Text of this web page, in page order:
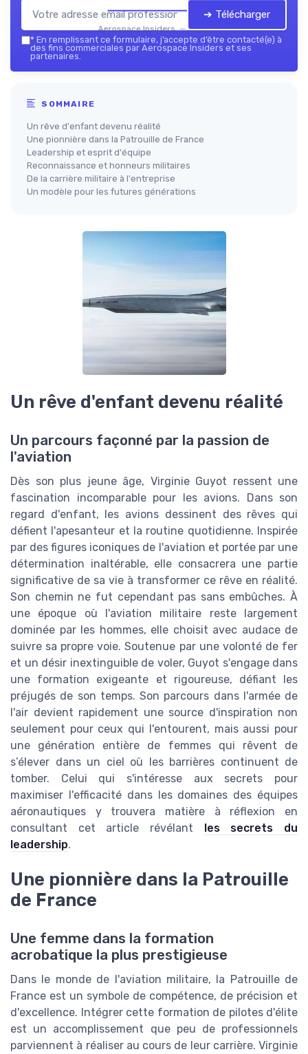
Aerospace Insiders — 2026
➔ Télécharger
* En remplissant ce formulaire, j’accepte d’être contacté(e) à
des fins commerciales par Aerospace Insiders et ses
partenaires.
SOMMAIRE
Un rêve d'enfant devenu réalité
Une pionnière dans la Patrouille de France
Leadership et esprit d'équipe
Reconnaissance et honneurs militaires
De la carrière militaire à l'entreprise
Un modèle pour les futures générations
Un rêve d'enfant devenu réalité
Un parcours façonné par la passion de
l'aviation
Dès son plus jeune âge, Virginie Guyot ressent une
fascination incomparable pour les avions. Dans son
regard d'enfant, les avions dessinent des rêves qui
défient l'apesanteur et la routine quotidienne. Inspirée
par des figures iconiques de l'aviation et portée par une
détermination inaltérable, elle consacrera une partie
significative de sa vie à transformer ce rêve en réalité.
Son chemin ne fut cependant pas sans embûches. À
une époque où l'aviation militaire reste largement
dominée par les hommes, elle choisit avec audace de
suivre sa propre voie. Soutenue par une volonté de fer
et un désir inextinguible de voler, Guyot s'engage dans
une formation exigeante et rigoureuse, défiant les
préjugés de son temps. Son parcours dans l'armée de
l'air devient rapidement une source d'inspiration non
seulement pour ceux qui l'entourent, mais aussi pour
une génération entière de femmes qui rêvent de
s’élever dans un ciel où les barrières continuent de
tomber. Celui qui s'intéresse aux secrets pour
maximiser l'efficacité dans les domaines des équipes
aéronautiques y trouvera matière à réflexion en
consultant cet article révélant
les secrets du
leadership.
Une pionnière dans la Patrouille
de France
Une femme dans la formation
acrobatique la plus prestigieuse
Dans le monde de l'aviation militaire, la Patrouille de
France est un symbole de compétence, de précision et
d'excellence. Intégrer cette formation de pilotes d'élite
est un accomplissement que peu de professionnels
parviennent à réaliser au cours de leur carrière. Virginie